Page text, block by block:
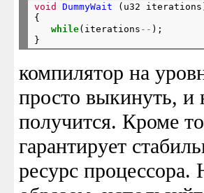
void DummyWait (u32
{
while(iterations -- );
компилятор на
просто выкинуть, и
получится. Кроме
гарантирует
ресурс процессора.